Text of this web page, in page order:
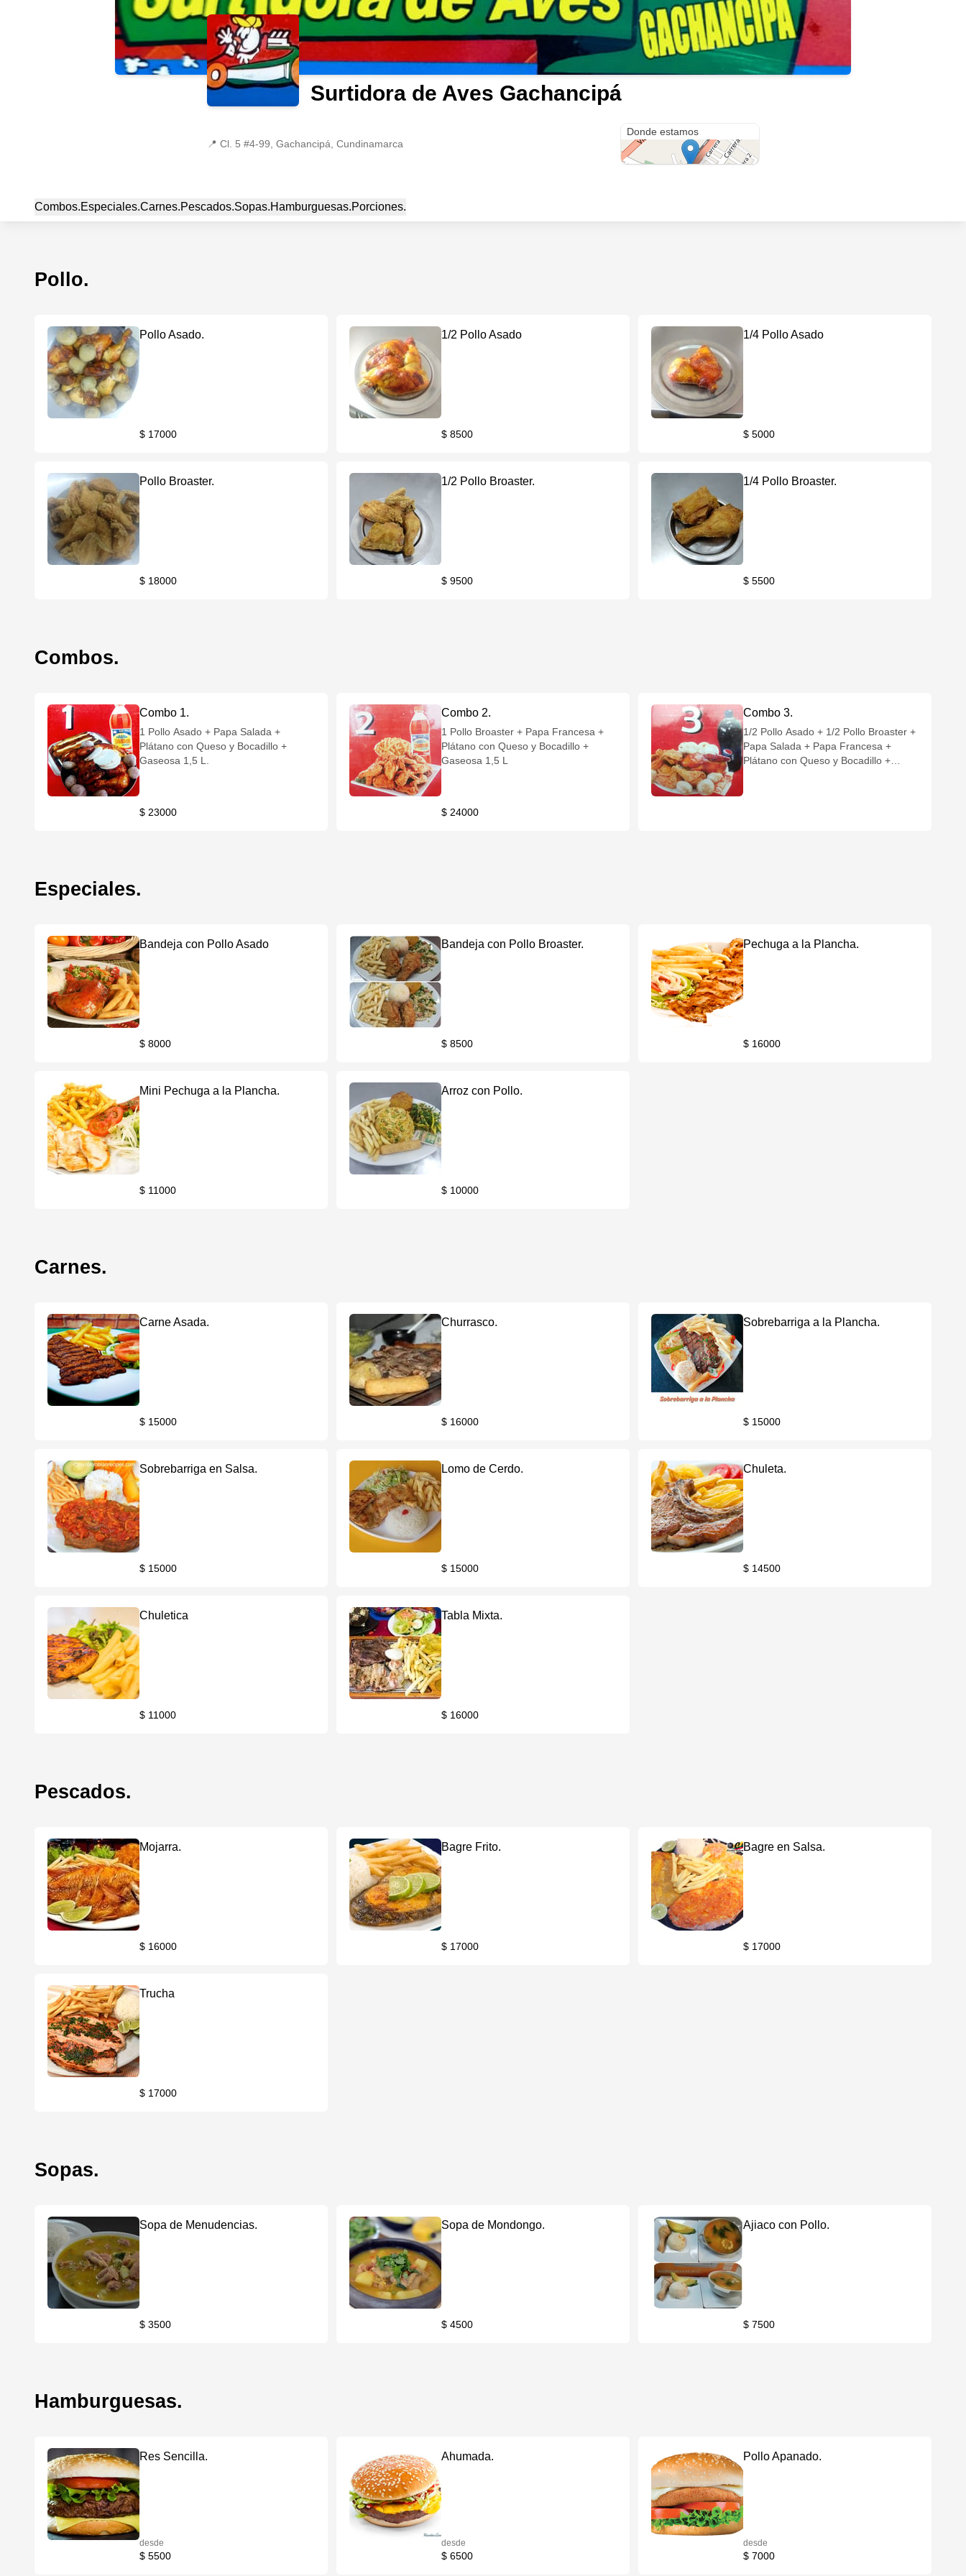
Surtidora de Aves Gachancipá
📍 Cl. 5 #4-99, Gachancipá, Cundinamarca
Donde estamos
Combos.Especiales.Carnes.Pescados.Sopas.Hamburguesas.Porciones.
Pollo.
Pollo Asado.
$ 17000
1/2 Pollo Asado
$ 8500
1/4 Pollo Asado
$ 5000
Pollo Broaster.
$ 18000
1/2 Pollo Broaster.
$ 9500
1/4 Pollo Broaster.
$ 5500
Combos.
Combo 1.
1 Pollo Asado + Papa Salada +
Plátano con Queso y Bocadillo +
Gaseosa 1,5 L.
$ 23000
Combo 2.
1 Pollo Broaster + Papa Francesa +
Plátano con Queso y Bocadillo +
Gaseosa 1,5 L
$ 24000
Combo 3.
1/2 Pollo Asado + 1/2 Pollo Broaster +
Papa Salada + Papa Francesa +
Plátano con Queso y Bocadillo +
Especiales.
Bandeja con Pollo Asado
$ 8000
Bandeja con Pollo Broaster.
$ 8500
Pechuga a la Plancha.
$ 16000
Mini Pechuga a la Plancha.
$ 11000
Arroz con Pollo.
$ 10000
Carnes.
Carne Asada.
$ 15000
Churrasco.
$ 16000
Sobrebarriga a la Plancha.
$ 15000
Sobrebarriga en Salsa.
$ 15000
Lomo de Cerdo.
$ 15000
Chuleta.
$ 14500
Chuletica
$ 11000
Tabla Mixta.
$ 16000
Pescados.
Mojarra.
$ 16000
Bagre Frito.
$ 17000
Bagre en Salsa.
$ 17000
Trucha
$ 17000
Sopas.
Sopa de Menudencias.
$ 3500
Sopa de Mondongo.
$ 4500
Ajiaco con Pollo.
$ 7500
Hamburguesas.
Res Sencilla.
desde
$ 5500
Ahumada.
desde
$ 6500
Pollo Apanado.
desde
$ 7000